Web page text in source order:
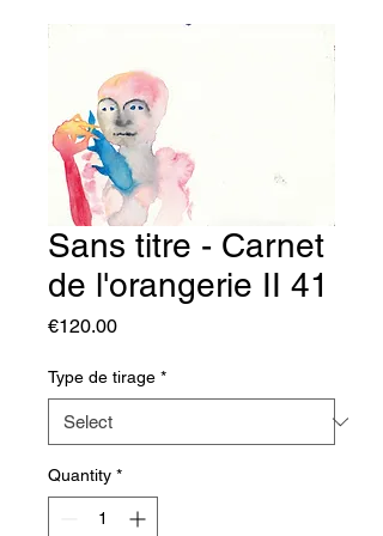
Sans titre - Carnet
de l'orangerie II 41
€120.00Price
Type de tirage *
Quantity *